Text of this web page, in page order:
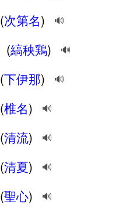
(次第名) 🔊
(縞秧鶏) 🔊
(下伊那) 🔊
(椎名) 🔊
(清流) 🔊
(清夏) 🔊
(聖心) 🔊